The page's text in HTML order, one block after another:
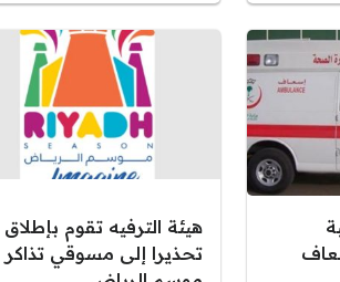
هيئة الترفيه تقوم بإطلاق
تحذيرا إلى مسوقي تذاكر